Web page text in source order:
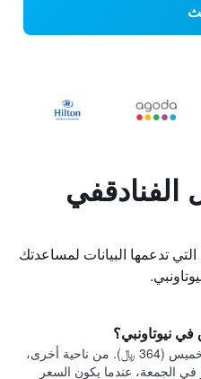
استخدم نصائح HotelsCombined التي تدعمها البيانات لمساعدتك
نيوتاونبي؟
أرخص يوم للإقامة في نيوتاونبي هو الخميس (364 ﷼). من ناحية أخرى،
الجمعة، عندما يكون السعر